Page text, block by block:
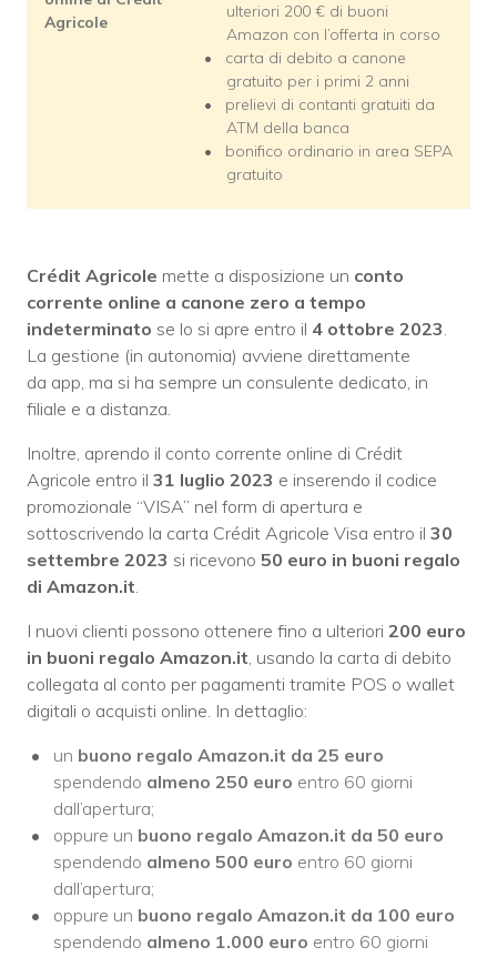
Agricole
ulteriori 200 € di buoni
Amazon con l’offerta in corso
carta di debito a canone
gratuito per i primi 2 anni
prelievi di contanti gratuiti da
ATM della banca
bonifico ordinario in area SEPA
gratuito
Crédit Agricole mette a disposizione un conto
corrente online a canone zero a tempo
indeterminato se lo si apre entro il 4 ottobre 2023
La gestione (in autonomia) avviene direttamente
da app, ma si ha sempre un consulente dedicato, in
filiale e a distanza.
Inoltre, aprendo il conto corrente online di Crédit
Agricole entro il 31 luglio 2023 e inserendo il codice
promozionale “VISA” nel form di apertura e
sottoscrivendo la carta Crédit Agricole Visa entro il 30
settembre 2023 si ricevono 50 euro in buoni regalo
di Amazon.it
I nuovi clienti possono ottenere fino a ulteriori 200 euro
in buoni regalo Amazon.it , usando la carta di debito
collegata al conto per pagamenti tramite POS o wallet
digitali o acquisti online. In dettaglio:
un buono regalo Amazon.it da 25 euro
spendendo almeno 250 euro entro 60 giorni
dall’apertura;
oppure un buono regalo Amazon.it da 50 euro
spendendo almeno 500 euro entro 60 giorni
dall’apertura;
oppure un buono regalo Amazon.it da 100 euro
spendendo almeno 1.000 euro entro 60 giorni